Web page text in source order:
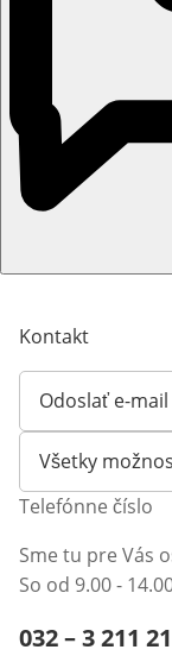
Kontakt
Odoslať e-mail
Otvorí e-
Všetky
Telefónne číslo
Sme tu pre Vás
So od 9.00 -
Telefónne
032 – 3 211